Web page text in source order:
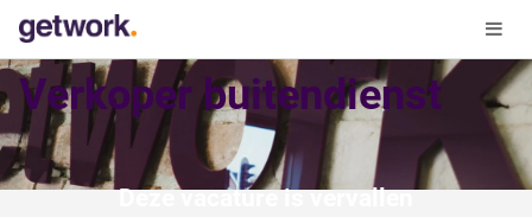
Verkoper buitendienst
Deze vacature is vervallen